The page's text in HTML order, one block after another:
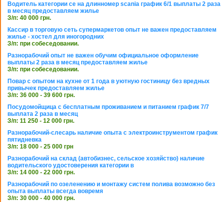
Водитель категории се на длинномер scania график 6/1 выплаты 2 раза
в месяц предоставляем жилье
З/п: 40 000 грн.
Кассир в торговую сеть супермаркетов опыт не важен предоставляем
жилье - хостел для иногородних
З/п: при собеседовании.
Разнорабочий опыт не важен обучим официальное оформление
выплаты 2 раза в месяц предоставляем жилье
З/п: при собеседовании.
Повар с опытом на кухне от 1 года в уютную гостиницу без вредных
привычек предоставляем жилье
З/п: 36 000 - 39 600 грн.
Посудомойщица с бесплатным проживанием и питанием график 7/7
выплата 2 раза в месяц
З/п: 11 250 - 12 000 грн.
Разнорабочий-слесарь наличие опыта с электроинструментом график
пятидневка
З/п: 18 000 - 25 000 грн
Разнорабочий на склад (автобизнес, сельское хозяйство) наличие
водительского удостоверения категории в
З/п: 14 000 - 22 000 грн.
Разнорабочий по озеленению и монтажу систем полива возможно без
опыта выплаты всегда вовремя
З/п: 30 000 - 40 000 грн.